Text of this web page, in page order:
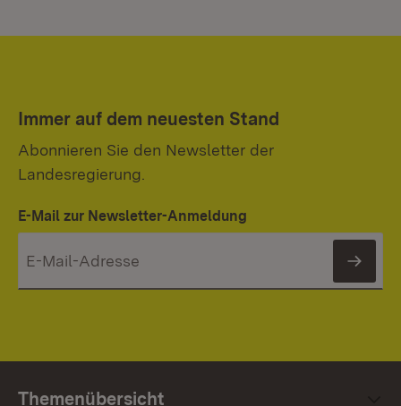
Immer auf dem neuesten Stand
Abonnieren Sie den Newsletter der
Landesregierung.
E-Mail zur Newsletter-Anmeldung
Themenübersicht